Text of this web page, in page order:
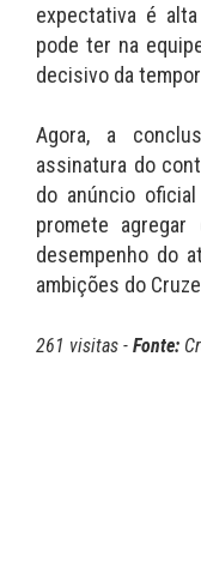
expectativa é
pode ter na
decisivo da
Agora, a
assinatura do
do anúncio
promete
desempenho do
ambições do
261 visitas - Fonte: